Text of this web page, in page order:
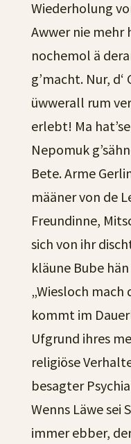
Wiederholung
Awwer nie mehr
nochemol ä
g’macht. Nur,
üwwerall rum
erlebt! Ma
Nepomuk
Bete. Arme
määner von de
Freundinne,
sich von ihr
kläune Bube
„Wiesloch mach
kommt im
Ufgrund ihres
religiöse
besagter
Wenns Läwe sei
immer ebber,